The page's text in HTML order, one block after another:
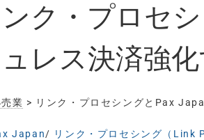
ンク・プロセ
レス決済強
業 > リンク・プロセシングとPax
Japan/ リンク・プロセシング（Link